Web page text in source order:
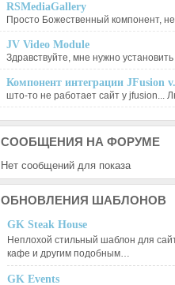
RSMediaGallery
Просто Божественный компонент,
JV Video Module
Здравствуйте, мне нужно
Компонент интеграции JFusion
што-то не работает сайт у jfusion...
СООБЩЕНИЯ НА ФОРУМЕ
Нет сообщений для показа
ОБНОВЛЕНИЯ ШАБЛОНОВ
GK Steak House
Неплохой стильный шаблон для
кафе и другим подобным…
GK Events